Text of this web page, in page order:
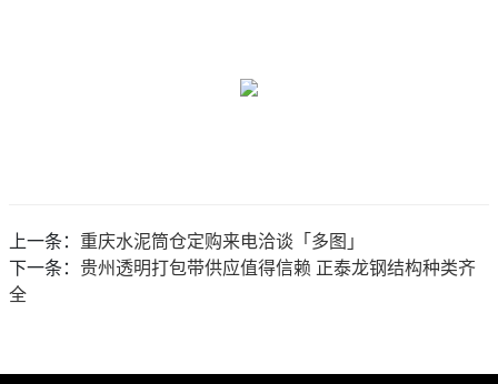
上一条： 重庆水泥筒仓定购来电洽谈「多图」
下一条： 贵州透明打包带供应值得信赖 正泰龙钢结构种类齐
全